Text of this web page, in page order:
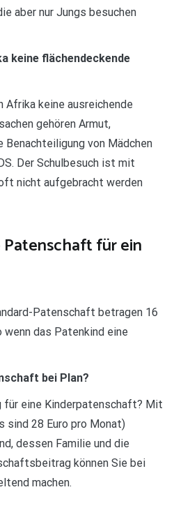
aber nur Jungs besuchen
keine flächendeckende
Afrika keine ausreichende
gehören Armut,
von Mädchen
Der Schulbesuch ist mit
nicht aufgebracht werden
für ein
Patenschaft betragen 16
wenn das Patenkind eine
bei Plan?
für eine Kinderpatenschaft? Mit
sind 28 Euro pro Monat)
dessen Familie und die
können Sie bei
machen.